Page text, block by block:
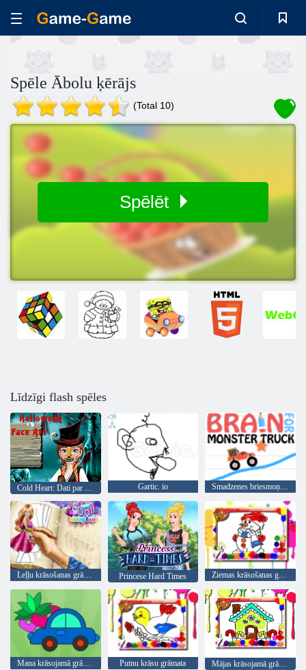
Spēle Ābolu ķērājs
(Total 10)
Spēlēt
Līdzīgi flash spēles
Cold Heart: Dati par Annas sejas par Halloween Gartic. io Smadzenes briesmoņu kravas automašīnai
Leļļu krāsošanas grāmata Princese Hard Times Ziemas krāsošanas grāmata
Mana krāsojamā grāmata Putnu krāsu grāmata Mājas krāsojamā grāmata